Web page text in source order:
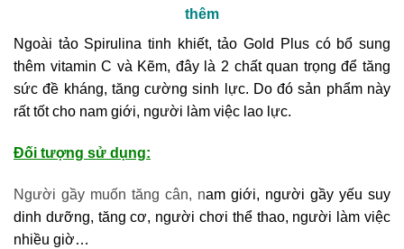
thêm
Ngoài tảo Spirulina tinh khiết, tảo Gold Plus có bổ sung
thêm vitamin C và Kẽm, đây là 2 chất quan trọng để tăng
sức đề kháng, tăng cường sinh lực. Do đó sản phẩm này
rất tốt cho nam giới, người làm việc lao lực.
Đối tượng sử dụng:
Người gầy muốn tăng cân, nam giới, người gầy yếu suy
dinh dưỡng, tăng cơ, người chơi thể thao, người làm việc
nhiều giờ…